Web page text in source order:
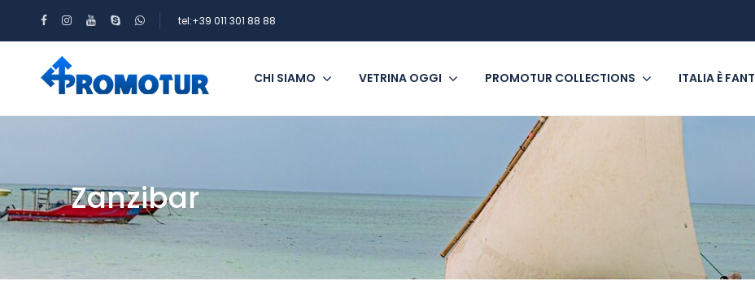
tel:+39 011 301 88 88
CHI SIAMO VETRINA OGGI PROMOTUR COLLECTIONS ITALIA È
Zanzibar